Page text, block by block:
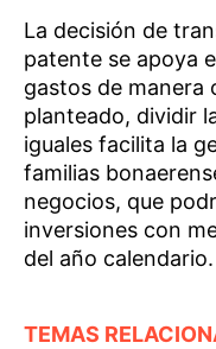
La decisión de
patente se apoya
gastos de manera
planteado, dividir
iguales facilita la
familias
negocios, que
inversiones con
del año calendario.
TEMAS